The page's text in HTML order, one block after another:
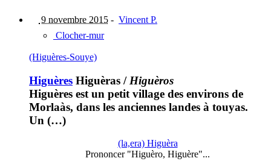
9 novembre 2015 - Vincent P.
Clocher-mur
(Higuères-Souye)
Higuères Higuèras / Higuèros
Higuères est un petit village des environs de
Morlaàs, dans les anciennes landes à touyas.
Un (…)
(la,era) Higuèra
Prononcer "Higuèro, Higuère"...